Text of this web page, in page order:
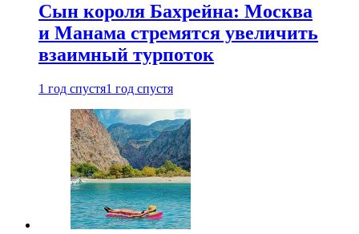
Сын короля Бахрейна: Москва
и Манама стремятся увеличить
взаимный турпоток
1 год спустя1 год спустя